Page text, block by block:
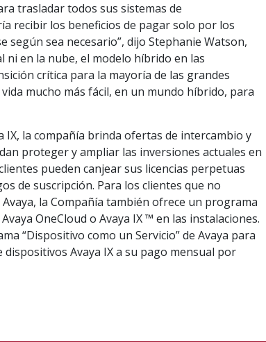
trasladar todos sus sistemas de
recibir los beneficios de pagar solo por los
según sea necesario”, dijo Stephanie Watson,
ni en la nube, el modelo híbrido en las
crítica para la mayoría de las grandes
mucho más fácil, en un mundo híbrido, para
la compañía brinda ofertas de intercambio y
proteger y ampliar las inversiones actuales en
pueden canjear sus licencias perpetuas
de suscripción. Para los clientes que no
la Compañía también ofrece un programa
OneCloud o Avaya IX ™ en las instalaciones.
“Dispositivo como un Servicio” de Avaya para
Avaya IX a su pago mensual por